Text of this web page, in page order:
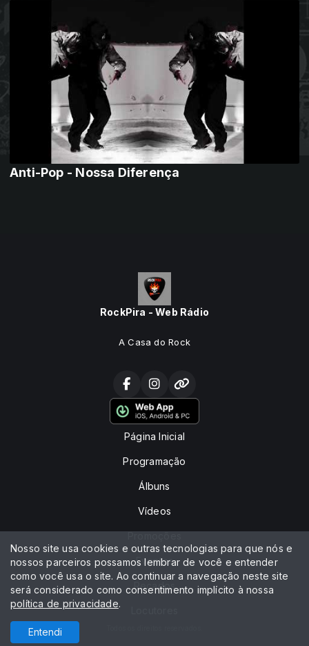
Anti-Pop - Nossa Diferença
RockPira - Web Rádio
A Casa do Rock
Página Inicial
Programação
Álbuns
Vídeos
Eventos
Recados
Nosso site usa cookies e outras tecnologias para que nós e
nossos parceiros possamos lembrar de você e entender
como você usa o site. Ao continuar a navegação neste site
será considerado como consentimento implícito à nossa
política de privacidade.
Entendi